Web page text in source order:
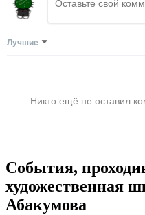
Лучшие
Никто ещё не оставил
События,
художественная
Абакумова